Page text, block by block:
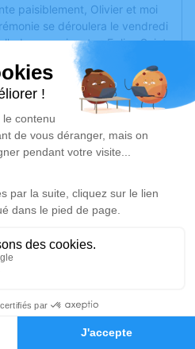
Hommages
paisiblement, Olivier et moi
se déroulera le vendredi
suivante : Eglise Saint
Sébastien - 44380
nouveau cimetière de
à recueillir vos condoléances
passé.
hommage est
2025 à 14h30
de Pornichet